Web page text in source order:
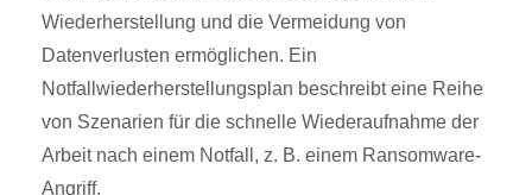
Wiederherstellung und die Vermeidung von
Datenverlusten ermöglichen. Ein
Notfallwiederherstellungsplan beschreibt eine Reihe
von Szenarien für die schnelle Wiederaufnahme der
Arbeit nach einem Notfall, z. B. einem Ransomware-
Angriff.